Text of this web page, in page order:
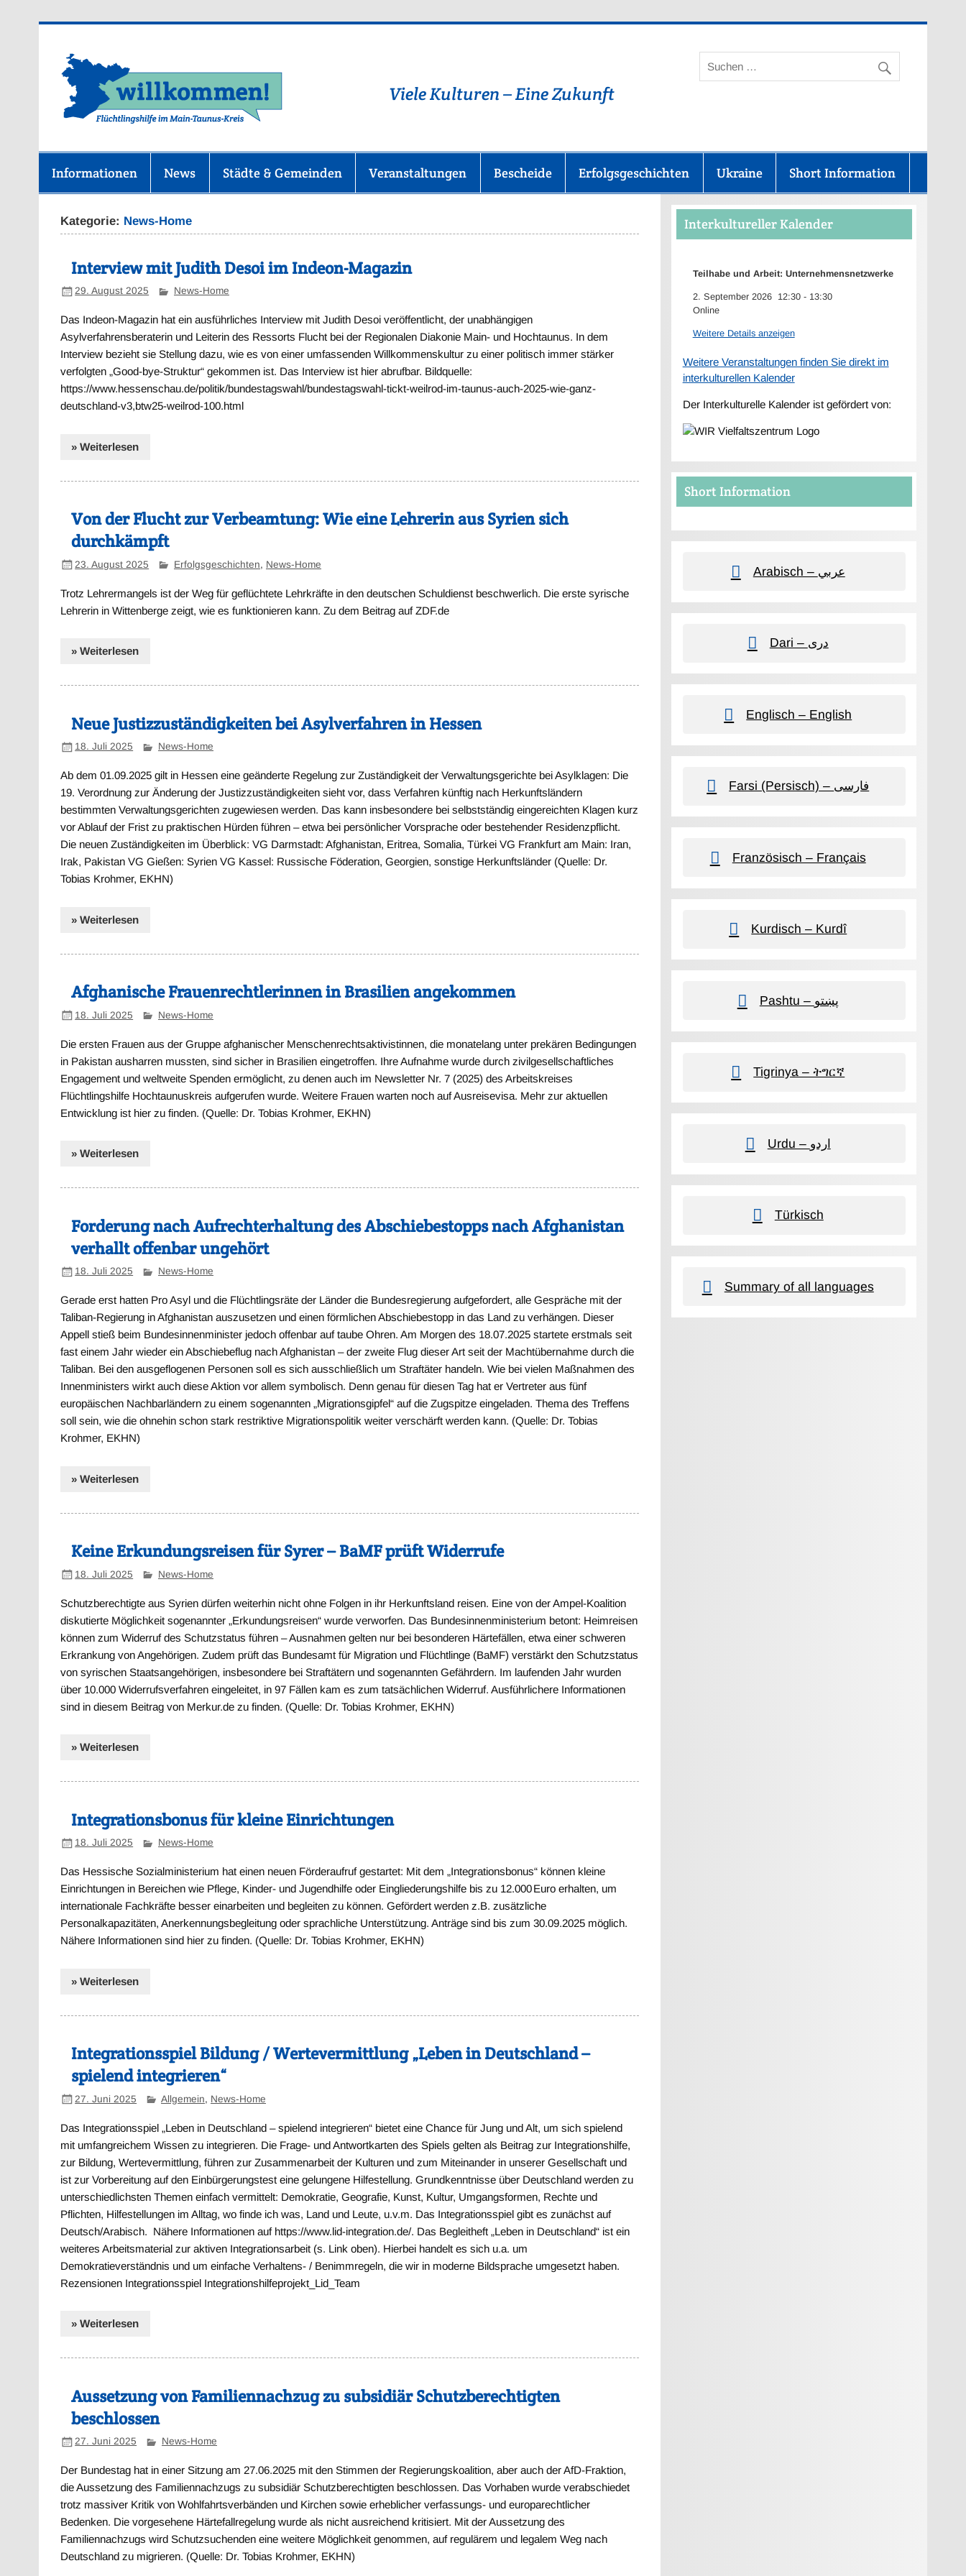
Flüchtlingshilfe-im-Main-Taunus-Kreis
Viele Kulturen – Eine Zukunft
Informationen News Städte & Gemeinden Veranstaltungen Bescheide Erfolgsgeschichten Ukraine Short Information
Kategorie: News-Home
Interview mit Judith Desoi im Indeon-Magazin
29. August 2025 News-Home
Das Indeon-Magazin hat ein ausführliches Interview mit Judith Desoi veröffentlicht, der unabhängigen
Asylverfahrensberaterin und Leiterin des Ressorts Flucht bei der Regionalen Diakonie Main- und Hochtaunus. In dem
Interview bezieht sie Stellung dazu, wie es von einer umfassenden Willkommenskultur zu einer politisch immer stärker
verfolgten „Good-bye-Struktur“ gekommen ist. Das Interview ist hier abrufbar. Bildquelle:
https://www.hessenschau.de/politik/bundestagswahl/bundestagswahl-tickt-weilrod-im-taunus-auch-2025-wie-ganz-
deutschland-v3,btw25-weilrod-100.html
» Weiterlesen
Von der Flucht zur Verbeamtung: Wie eine Lehrerin aus Syrien sich
durchkämpft
23. August 2025 Erfolgsgeschichten, News-Home
Trotz Lehrermangels ist der Weg für geflüchtete Lehrkräfte in den deutschen Schuldienst beschwerlich. Die erste syrische
Lehrerin in Wittenberge zeigt, wie es funktionieren kann. Zu dem Beitrag auf ZDF.de
» Weiterlesen
Neue Justizzuständigkeiten bei Asylverfahren in Hessen
18. Juli 2025 News-Home
Ab dem 01.09.2025 gilt in Hessen eine geänderte Regelung zur Zuständigkeit der Verwaltungsgerichte bei Asylklagen: Die
19. Verordnung zur Änderung der Justizzuständigkeiten sieht vor, dass Verfahren künftig nach Herkunftsländern
bestimmten Verwaltungsgerichten zugewiesen werden. Das kann insbesondere bei selbstständig eingereichten Klagen kurz
vor Ablauf der Frist zu praktischen Hürden führen – etwa bei persönlicher Vorsprache oder bestehender Residenzpflicht.
Die neuen Zuständigkeiten im Überblick: VG Darmstadt: Afghanistan, Eritrea, Somalia, Türkei VG Frankfurt am Main: Iran,
Irak, Pakistan VG Gießen: Syrien VG Kassel: Russische Föderation, Georgien, sonstige Herkunftsländer (Quelle: Dr.
Tobias Krohmer, EKHN)
» Weiterlesen
Afghanische Frauenrechtlerinnen in Brasilien angekommen
18. Juli 2025 News-Home
Die ersten Frauen aus der Gruppe afghanischer Menschenrechtsaktivistinnen, die monatelang unter prekären Bedingungen
in Pakistan ausharren mussten, sind sicher in Brasilien eingetroffen. Ihre Aufnahme wurde durch zivilgesellschaftliches
Engagement und weltweite Spenden ermöglicht, zu denen auch im Newsletter Nr. 7 (2025) des Arbeitskreises
Flüchtlingshilfe Hochtaunuskreis aufgerufen wurde. Weitere Frauen warten noch auf Ausreisevisa. Mehr zur aktuellen
Entwicklung ist hier zu finden. (Quelle: Dr. Tobias Krohmer, EKHN)
» Weiterlesen
Forderung nach Aufrechterhaltung des Abschiebestopps nach Afghanistan
verhallt offenbar ungehört
18. Juli 2025 News-Home
Gerade erst hatten Pro Asyl und die Flüchtlingsräte der Länder die Bundesregierung aufgefordert, alle Gespräche mit der
Taliban-Regierung in Afghanistan auszusetzen und einen förmlichen Abschiebestopp in das Land zu verhängen. Dieser
Appell stieß beim Bundesinnenminister jedoch offenbar auf taube Ohren. Am Morgen des 18.07.2025 startete erstmals seit
fast einem Jahr wieder ein Abschiebeflug nach Afghanistan – der zweite Flug dieser Art seit der Machtübernahme durch die
Taliban. Bei den ausgeflogenen Personen soll es sich ausschließlich um Straftäter handeln. Wie bei vielen Maßnahmen des
Innenministers wirkt auch diese Aktion vor allem symbolisch. Denn genau für diesen Tag hat er Vertreter aus fünf
europäischen Nachbarländern zu einem sogenannten „Migrationsgipfel“ auf die Zugspitze eingeladen. Thema des Treffens
soll sein, wie die ohnehin schon stark restriktive Migrationspolitik weiter verschärft werden kann. (Quelle: Dr. Tobias
Krohmer, EKHN)
» Weiterlesen
Keine Erkundungsreisen für Syrer – BaMF prüft Widerrufe
18. Juli 2025 News-Home
Schutzberechtigte aus Syrien dürfen weiterhin nicht ohne Folgen in ihr Herkunftsland reisen. Eine von der Ampel-Koalition
diskutierte Möglichkeit sogenannter „Erkundungsreisen“ wurde verworfen. Das Bundesinnenministerium betont: Heimreisen
können zum Widerruf des Schutzstatus führen – Ausnahmen gelten nur bei besonderen Härtefällen, etwa einer schweren
Erkrankung von Angehörigen. Zudem prüft das Bundesamt für Migration und Flüchtlinge (BaMF) verstärkt den Schutzstatus
von syrischen Staatsangehörigen, insbesondere bei Straftätern und sogenannten Gefährdern. Im laufenden Jahr wurden
über 10.000 Widerrufsverfahren eingeleitet, in 97 Fällen kam es zum tatsächlichen Widerruf. Ausführlichere Informationen
sind in diesem Beitrag von Merkur.de zu finden. (Quelle: Dr. Tobias Krohmer, EKHN)
» Weiterlesen
Integrationsbonus für kleine Einrichtungen
18. Juli 2025 News-Home
Das Hessische Sozialministerium hat einen neuen Förderaufruf gestartet: Mit dem „Integrationsbonus“ können kleine
Einrichtungen in Bereichen wie Pflege, Kinder- und Jugendhilfe oder Eingliederungshilfe bis zu 12.000 Euro erhalten, um
internationale Fachkräfte besser einarbeiten und begleiten zu können. Gefördert werden z.B. zusätzliche
Personalkapazitäten, Anerkennungsbegleitung oder sprachliche Unterstützung. Anträge sind bis zum 30.09.2025 möglich.
Nähere Informationen sind hier zu finden. (Quelle: Dr. Tobias Krohmer, EKHN)
» Weiterlesen
Integrationsspiel Bildung / Wertevermittlung „Leben in Deutschland –
spielend integrieren“
27. Juni 2025 Allgemein, News-Home
Das Integrationsspiel „Leben in Deutschland – spielend integrieren“ bietet eine Chance für Jung und Alt, um sich spielend
mit umfangreichem Wissen zu integrieren. Die Frage- und Antwortkarten des Spiels gelten als Beitrag zur Integrationshilfe,
zur Bildung, Wertevermittlung, führen zur Zusammenarbeit der Kulturen und zum Miteinander in unserer Gesellschaft und
ist zur Vorbereitung auf den Einbürgerungstest eine gelungene Hilfestellung. Grundkenntnisse über Deutschland werden zu
unterschiedlichsten Themen einfach vermittelt: Demokratie, Geografie, Kunst, Kultur, Umgangsformen, Rechte und
Pflichten, Hilfestellungen im Alltag, wo finde ich was, Land und Leute, u.v.m. Das Integrationsspiel gibt es zunächst auf
Deutsch/Arabisch. Nähere Informationen auf https://www.lid-integration.de/. Das Begleitheft „Leben in Deutschland“ ist ein
weiteres Arbeitsmaterial zur aktiven Integrationsarbeit (s. Link oben). Hierbei handelt es sich u.a. um
Demokratieverständnis und um einfache Verhaltens- / Benimmregeln, die wir in moderne Bildsprache umgesetzt haben.
Rezensionen Integrationsspiel Integrationshilfeprojekt_Lid_Team
» Weiterlesen
Aussetzung von Familiennachzug zu subsidiär Schutzberechtigten
beschlossen
27. Juni 2025 News-Home
Der Bundestag hat in einer Sitzung am 27.06.2025 mit den Stimmen der Regierungskoalition, aber auch der AfD-Fraktion,
die Aussetzung des Familiennachzugs zu subsidiär Schutzberechtigten beschlossen. Das Vorhaben wurde verabschiedet
trotz massiver Kritik von Wohlfahrtsverbänden und Kirchen sowie erheblicher verfassungs- und europarechtlicher
Bedenken. Die vorgesehene Härtefallregelung wurde als nicht ausreichend kritisiert. Mit der Aussetzung des
Familiennachzugs wird Schutzsuchenden eine weitere Möglichkeit genommen, auf regulärem und legalem Weg nach
Deutschland zu migrieren. (Quelle: Dr. Tobias Krohmer, EKHN)
Interkultureller Kalender
Teilhabe und Arbeit: Unternehmensnetzwerke
2. September 2026 12:30- 13:30
Online
Weitere Details anzeigen
Weitere Veranstaltungen finden Sie direkt im
interkulturellen Kalender
Der Interkulturelle Kalender ist gefördert von:
Short Information
Arabisch – عربي
Dari – دری
Englisch – English
Farsi (Persisch) – فارسی
Französisch – Français
Kurdisch – Kurdî
Pashtu – پښتو
Tigrinya – ትግርኛ
Urdu – اردو
Türkisch
Summary of all languages